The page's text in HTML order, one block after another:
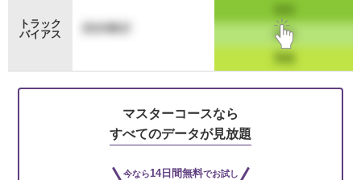
トラック
バイアス
マスターコースなら
すべてのデータが見放題
今なら14日間無料でお試し